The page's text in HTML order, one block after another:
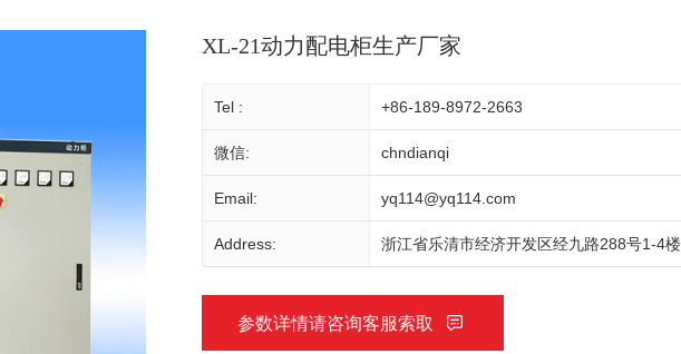
XL-21动力配电柜生产厂家
Tel : +86-189-8972-2663
微信: chndianqi
Email: yq114@yq114.com
Address: 浙江省乐清市经济开发区经九路288号1-4楼
参数详情请咨询客服索取